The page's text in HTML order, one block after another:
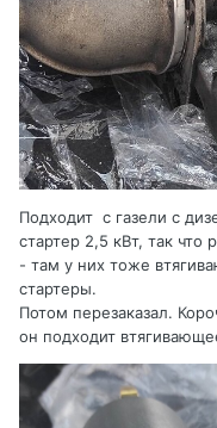
Подходит с газели с
стартер 2,5 кВт, так что
- там у них тоже
стартеры.
Потом перезаказал.
он подходит